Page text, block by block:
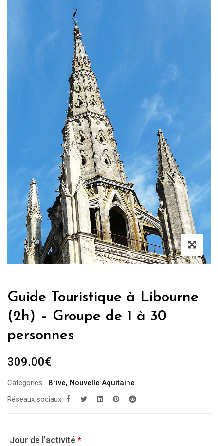
Guide Touristique à Libourne
(2h) – Groupe de 1 à 30
personnes
309.00€
Categories: Brive, Nouvelle Aquitaine
Réseaux sociaux
Jour de l’activité *